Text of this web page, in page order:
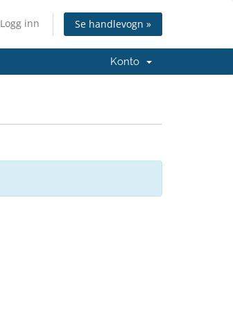
Logg inn Se handlevogn »
Konto